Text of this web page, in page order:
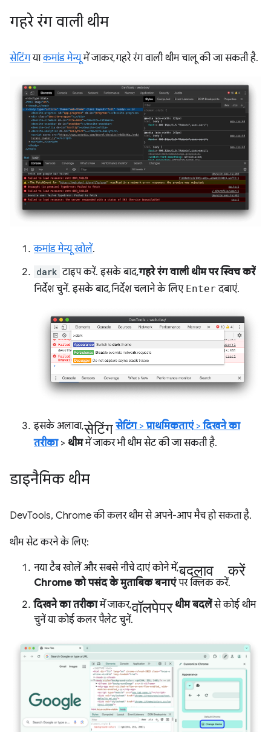
गहरे रंग वाली थीम
सेटिंगयाकमांड मेन्यूमें जाकर, गहरे रंग वाली थीम चालू की जा सकती है.
कमांड मेन्यू खोलें.
dark टाइप करें. इसके बाद,गहरे रंग वाली थीम पर स्विच करें
निर्देश चुनें. इसके बाद, निर्देश चलाने के लिए Enter दबाएं.
इसके अलावा,सेटिंग सेटिंग>प्राथमिकताएं>दिखने का
तरीका> थीममें जाकर भी थीम सेट की जा सकती है.
डाइनैमिक थीम
DevTools, Chrome की कलर थीम से अपने-आप मैच हो सकता है.
थीम सेट करने के लिए:
नया टैब खोलें और सबसे नीचे दाएं कोने में,बदलाव करें
Chrome को पसंद के मुताबिक बनाएंपर क्लिक करें.
दिखने का तरीकामें जाकर,वॉलपेपर थीम बदलेंसे कोई थीम
चुनें या कोई कलर पैलेट चुनें.